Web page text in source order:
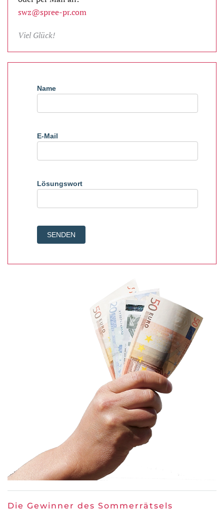
swz@spree-pr.com
Viel Glück!
Name
E-Mail
Lösungswort
Die Gewinner des Sommerrätsels